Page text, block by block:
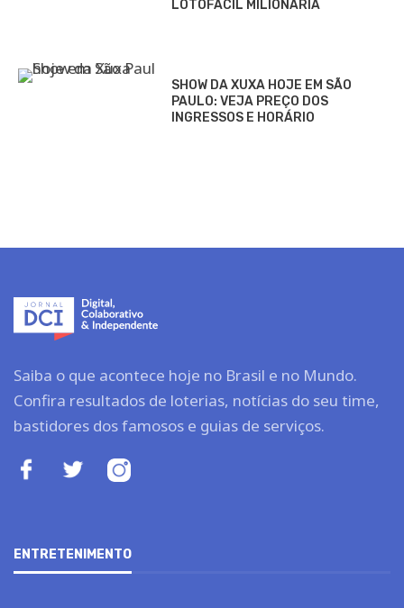
LOTOFÁCIL MILIONÁRIA
SHOW DA XUXA HOJE EM SÃO
PAULO: VEJA PREÇO DOS
INGRESSOS E HORÁRIO
Saiba o que acontece hoje no Brasil e no Mundo.
Confira resultados de loterias, notícias do seu time,
bastidores dos famosos e guias de serviços.
ENTRETENIMENTO